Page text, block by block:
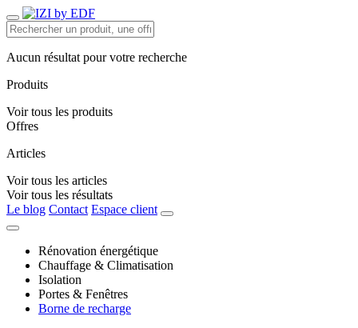
Aucun résultat pour votre recherche
Produits
Voir tous les produits
Offres
Articles
Voir tous les articles
Voir tous les résultats
Le blog Contact Espace client
Rénovation énergétique
Chauffage & Climatisation
Isolation
Portes & Fenêtres
Borne de recharge